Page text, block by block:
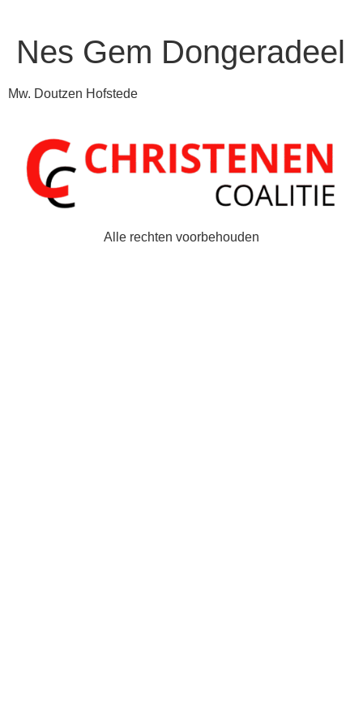
Nes Gem Dongeradeel
Mw. Doutzen Hofstede
Alle rechten voorbehouden